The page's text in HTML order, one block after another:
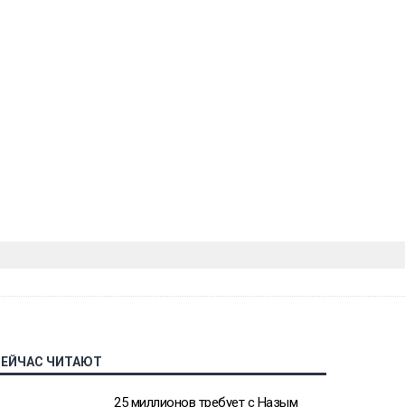
ЧИТАЮТ
25 миллионов требует с Назым